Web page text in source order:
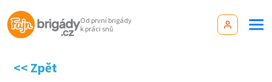
Od první brigády
k práci snů
<< Zpět